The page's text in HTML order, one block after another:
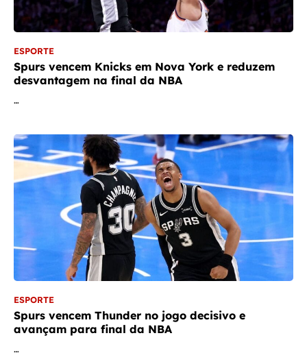
ESPORTE
Spurs vencem Knicks em Nova York e reduzem
desvantagem na final da NBA
…
ESPORTE
Spurs vencem Thunder no jogo decisivo e
avançam para final da NBA
…